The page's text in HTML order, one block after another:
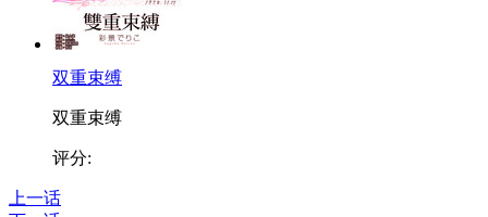
双重束缚
双重束缚
评分:
上一话